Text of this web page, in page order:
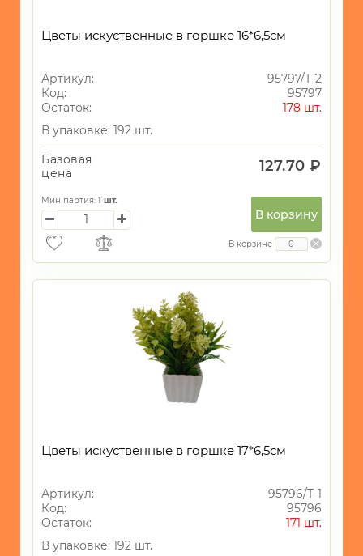
Цветы искуственные в горшке 16*6,5см
Артикул:
95797/Т-2
Код:
95797
Остаток:
178 шт.
В упаковке: 192 шт.
Базовая
цена
127.70 ₽
Мин партия: 1 шт.
В корзину
В корзине
Цветы искуственные в горшке 17*6,5см
Артикул:
95796/Т-1
Код:
95796
Остаток:
171 шт.
В упаковке: 192 шт.